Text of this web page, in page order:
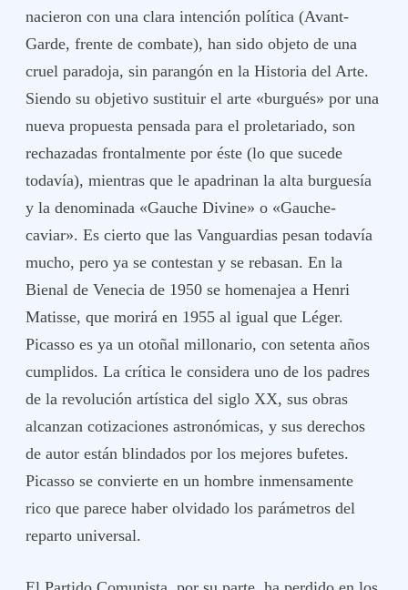
nacieron con una clara intención política (Avant-
Garde, frente de combate), han sido objeto de una
cruel paradoja, sin parangón en la Historia del Arte.
Siendo su objetivo sustituir el arte «burgués» por una
nueva propuesta pensada para el proletariado, son
rechazadas frontalmente por éste (lo que sucede
todavía), mientras que le apadrinan la alta burguesía
y la denominada «Gauche Divine» o «Gauche-
caviar». Es cierto que las Vanguardias pesan todavía
mucho, pero ya se contestan y se rebasan. En la
Bienal de Venecia de 1950 se homenajea a Henri
Matisse, que morirá en 1955 al igual que Léger.
Picasso es ya un otoñal millonario, con setenta años
cumplidos. La crítica le considera uno de los padres
de la revolución artística del siglo XX, sus obras
alcanzan cotizaciones astronómicas, y sus derechos
de autor están blindados por los mejores bufetes.
Picasso se convierte en un hombre inmensamente
rico que parece haber olvidado los parámetros del
reparto universal.